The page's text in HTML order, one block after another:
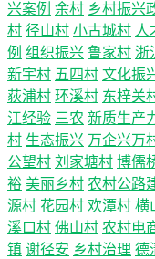
兴案例 余村 乡村振兴
村 径山村 小古城村 人
例 组织振兴 鲁家村 浙
新宇村 五四村 文化振
荻浦村 环溪村 东梓关
江经验 三农 新质生产
村 生态振兴 万企兴万
公望村 刘家塘村 博儒
裕 美丽乡村 农村公路
源村 花园村 欢潭村 横
溪口村 佛山村 农村电
镇 谢径安 乡村治理 德